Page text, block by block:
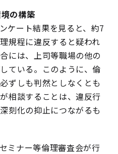
の構築
ケート結果を見ると、約7
規程に違反すると疑われ
には、上司等職場の他の
ている。このように、倫
ずしも判然としなくとも
相談することは、違反行
刻化の抑止につながるも
ミナー等倫理審査会が行